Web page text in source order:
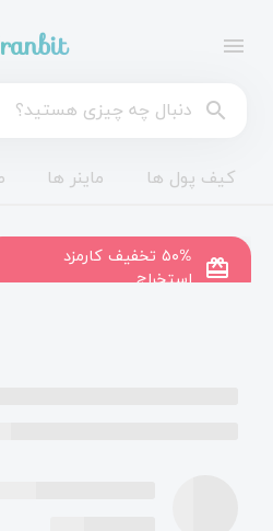
menu
search
کیف پول ها ماینر ها
redeem
۵۰% تخفیف کارمزد
استخراج